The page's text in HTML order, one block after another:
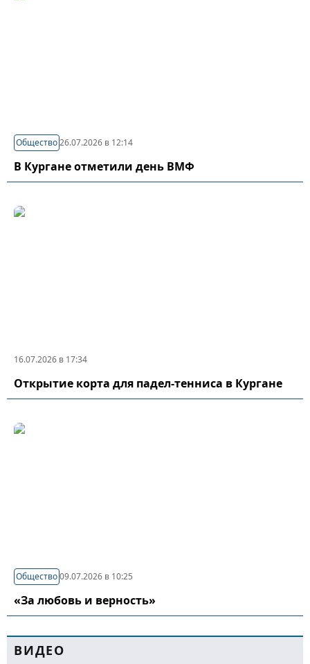
Общество26.07.2026 в 12:14
В Кургане отметили день ВМФ
16.07.2026 в 17:34
Открытие корта для падел-тенниса в Кургане
Общество09.07.2026 в 10:25
«За любовь и верность»
ВИДЕО